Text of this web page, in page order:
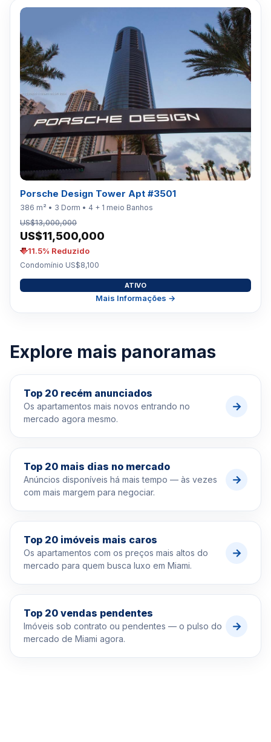
Porsche Design Tower Apt #3501
386 m² • 3 Dorm • 4 + 1 meio Banhos
US$13,000,000
US$11,500,000
11.5% Reduzido
Condomínio US$8,100
ATIVO
Mais Informações →
Explore mais panoramas
Top 20 recém anunciados
Os apartamentos mais novos entrando no
mercado agora mesmo.
→
Top 20 mais dias no mercado
Anúncios disponíveis há mais tempo — às vezes
com mais margem para negociar.
→
Top 20 imóveis mais caros
Os apartamentos com os preços mais altos do
mercado para quem busca luxo em Miami.
→
Top 20 vendas pendentes
Imóveis sob contrato ou pendentes — o pulso do
mercado de Miami agora.
→